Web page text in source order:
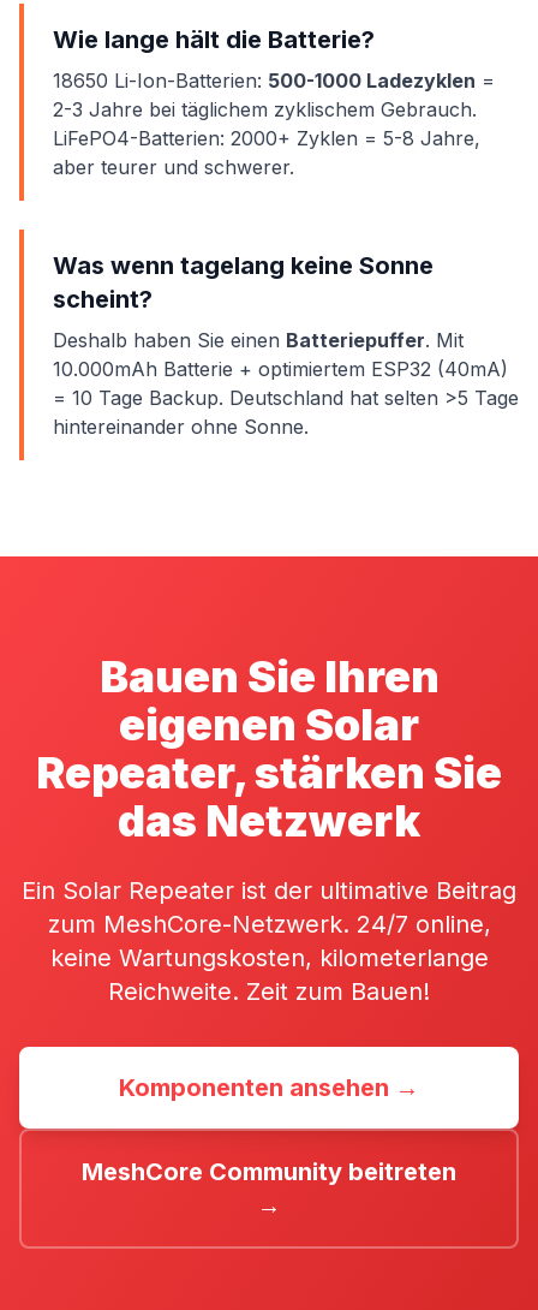
Wie lange hält die Batterie?
18650 Li-Ion-Batterien: 500-1000 Ladezyklen =
2-3 Jahre bei täglichem zyklischem Gebrauch.
LiFePO4-Batterien: 2000+ Zyklen = 5-8 Jahre,
aber teurer und schwerer.
Was wenn tagelang keine Sonne
scheint?
Deshalb haben Sie einen Batteriepuffer. Mit
10.000mAh Batterie + optimiertem ESP32 (40mA)
= 10 Tage Backup. Deutschland hat selten >5 Tage
hintereinander ohne Sonne.
Bauen Sie Ihren
eigenen Solar
Repeater, stärken Sie
das Netzwerk
Ein Solar Repeater ist der ultimative Beitrag
zum MeshCore-Netzwerk. 24/7 online,
keine Wartungskosten, kilometerlange
Reichweite. Zeit zum Bauen!
Komponenten ansehen →
MeshCore Community beitreten
→